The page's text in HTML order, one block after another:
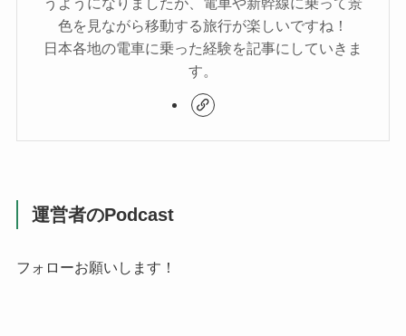
色を見ながら移動する旅行が楽しいですね！
日本各地の電車に乗った経験を記事にしていきま
す。
運営者のPodcast
フォローお願いします！